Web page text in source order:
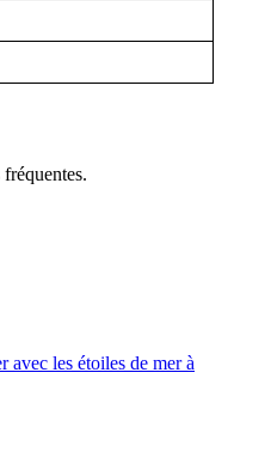
avec les étoiles de mer à